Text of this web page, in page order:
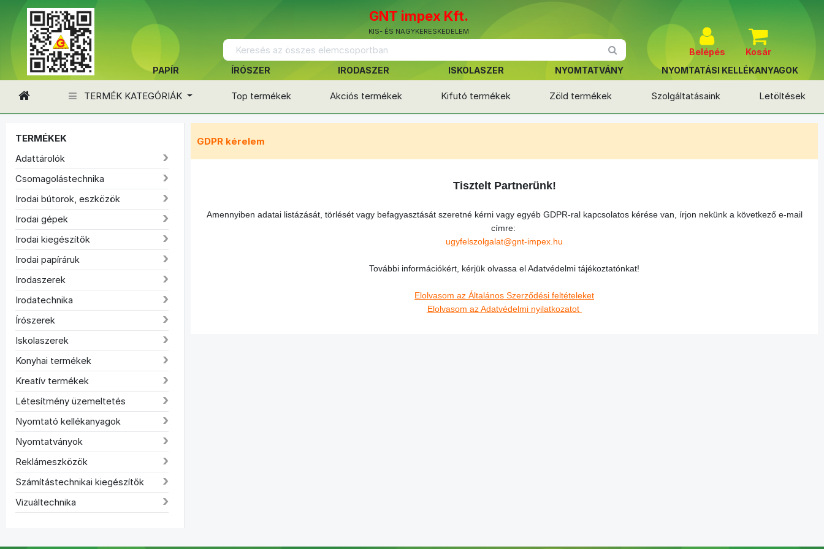
GNT impex Kft.
KIS- ÉS NAGYKERESKEDELEM
Belépés
Kosár
PAPÍR
ÍRÓSZER IRODASZER ISKOLASZER NYOMTATVÁNY NYOMTATÁSI KELLÉKANYAGOK
TERMÉK KATEGÓRIÁK Top termékek Akciós termékek Kifutó termékek Zöld termékek Szolgáltatásaink Letöltések
TERMÉKEK
Adattárolók
Csomagolástechnika
Irodai bútorok, eszközök
Irodai gépek
Irodai kiegészítők
Irodai papíráruk
Irodaszerek
Irodatechnika
Írószerek
Iskolaszerek
Konyhai termékek
Kreatív termékek
Létesítmény üzemeltetés
Nyomtató kellékanyagok
Nyomtatványok
Reklámeszközök
Számítástechnikai kiegészítők
Vizuáltechnika
GDPR kérelem
Tisztelt Partnerünk!
Amennyiben adatai listázását, törlését vagy befagyasztását szeretné kérni vagy egyéb GDPR-ral kapcsolatos kérése van, írjon nekünk a következő e-mail
címre:
ugyfelszolgalat@gnt-impex.hu
További információkért, kérjük olvassa el Adatvédelmi tájékoztatónkat!
Elolvasom az Általános Szerződési feltételeket
Elolvasom az Adatvédelmi nyilatkozatot